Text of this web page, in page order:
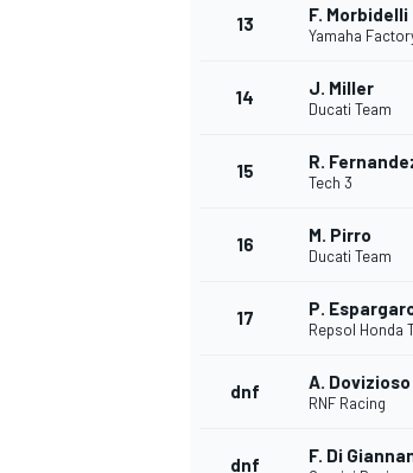
13 F. Morbidelli
Yamaha
14 J. Miller
Ducati Team
15 R.
Tech 3
16 M. Pirro
Ducati Team
17 P.
Repsol Honda
dnf A. Dovizioso
RNF Racing
dnf F. Di